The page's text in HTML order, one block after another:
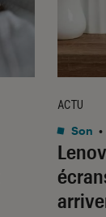
ACTU
Son •